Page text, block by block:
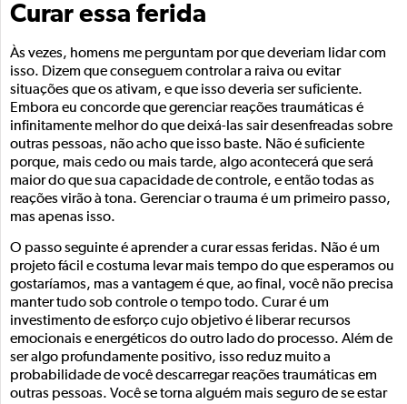
Curar essa ferida
Às vezes, homens me perguntam por que deveriam lidar com
isso. Dizem que conseguem controlar a raiva ou evitar
situações que os ativam, e que isso deveria ser suficiente.
Embora eu concorde que gerenciar reações traumáticas é
infinitamente melhor do que deixá-las sair desenfreadas sobre
outras pessoas, não acho que isso baste. Não é suficiente
porque, mais cedo ou mais tarde, algo acontecerá que será
maior do que sua capacidade de controle, e então todas as
reações virão à tona. Gerenciar o trauma é um primeiro passo,
mas apenas isso.
O passo seguinte é aprender a curar essas feridas. Não é um
projeto fácil e costuma levar mais tempo do que esperamos ou
gostaríamos, mas a vantagem é que, ao final, você não precisa
manter tudo sob controle o tempo todo. Curar é um
investimento de esforço cujo objetivo é liberar recursos
emocionais e energéticos do outro lado do processo. Além de
ser algo profundamente positivo, isso reduz muito a
probabilidade de você descarregar reações traumáticas em
outras pessoas. Você se torna alguém mais seguro de se estar